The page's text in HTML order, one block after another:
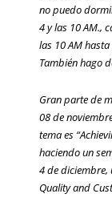
no puedo
4 y las 10 AM.,
las 10 AM
También hago
Gran parte de
08 de
tema es
haciendo un
4 de diciembre,
Quality and